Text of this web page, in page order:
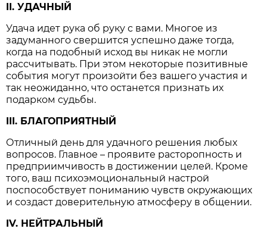
II. УДАЧНЫЙ
Удача идет рука об руку с вами. Многое из
задуманного свершится успешно даже тогда,
когда на подобный исход вы никак не могли
рассчитывать. При этом некоторые позитивные
события могут произойти без вашего участия и
так неожиданно, что останется признать их
подарком судьбы.
III. БЛАГОПРИЯТНЫЙ
Отличный день для удачного решения любых
вопросов. Главное – проявите расторопность и
предприимчивость в достижении целей. Кроме
того, ваш психоэмоциональный настрой
поспособствует пониманию чувств окружающих
и создаст доверительную атмосферу в общении.
IV. НЕЙТРАЛЬНЫЙ